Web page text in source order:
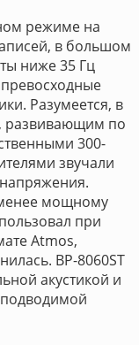
режиме на
в большом
ниже 35 Гц
Разумеется, в
развивающим по
300-
звучали
мощному
при
Atmos,
BP-8060ST
акустикой и